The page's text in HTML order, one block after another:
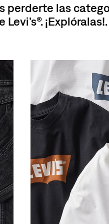
perderte las
¡Explóralas!.